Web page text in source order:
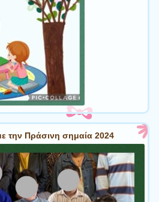
την Πράσινη σημαία 2024